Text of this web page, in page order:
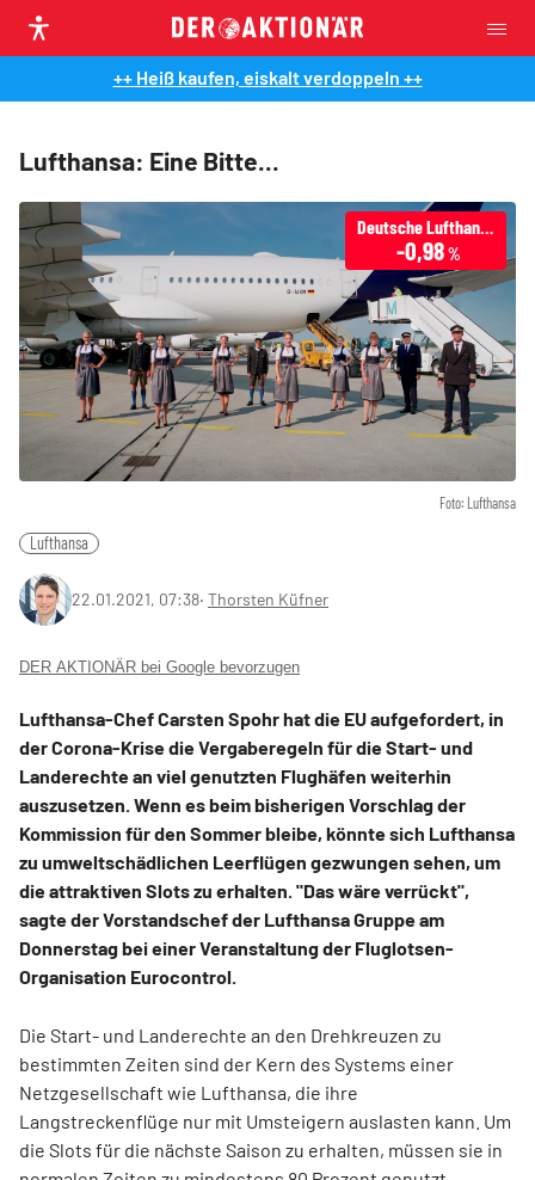
++ Heiß kaufen, eiskalt verdoppeln ++
Lufthansa: Eine Bitte...
Foto: Lufthansa
Deutsche Lufthansa
-0,98 %
Lufthansa
22.01.2021, 07:38‧ Thorsten Küfner
DER AKTIONÄR bei Google bevorzugen
Lufthansa-Chef Carsten Spohr hat die EU aufgefordert, in
der Corona-Krise die Vergaberegeln für die Start- und
Landerechte an viel genutzten Flughäfen weiterhin
auszusetzen. Wenn es beim bisherigen Vorschlag der
Kommission für den Sommer bleibe, könnte sich Lufthansa
zu umweltschädlichen Leerflügen gezwungen sehen, um
die attraktiven Slots zu erhalten. "Das wäre verrückt",
sagte der Vorstandschef der Lufthansa Gruppe am
Donnerstag bei einer Veranstaltung der Fluglotsen-
Organisation Eurocontrol.
Die Start- und Landerechte an den Drehkreuzen zu
bestimmten Zeiten sind der Kern des Systems einer
Netzgesellschaft wie Lufthansa, die ihre
Langstreckenflüge nur mit Umsteigern auslasten kann. Um
die Slots für die nächste Saison zu erhalten, müssen sie in